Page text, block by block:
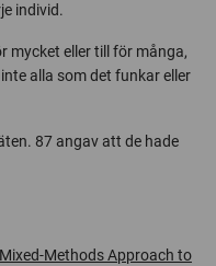
individ.
mycket eller till för många,
alla som det funkar eller
87 angav att de hade
Methods Approach to